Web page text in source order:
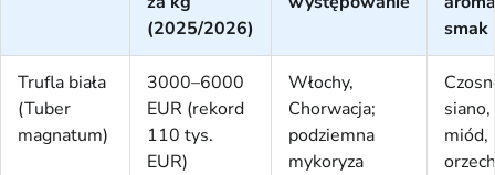
(2025/2026)
smak
Trufla biała
(Tuber
magnatum)
3000–6000
EUR (rekord
110 tys.
EUR)
Włochy,
Chorwacja;
podziemna
mykoryza
siano,
miód,
orzech